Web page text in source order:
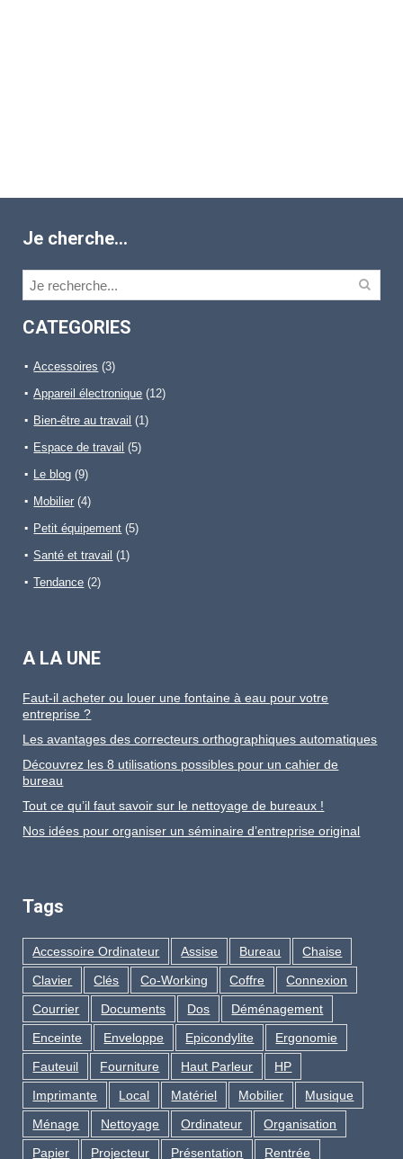
Je cherche…
CATEGORIES
Accessoires (3)
Appareil électronique (12)
Bien-être au travail (1)
Espace de travail (5)
Le blog (9)
Mobilier (4)
Petit équipement (5)
Santé et travail (1)
Tendance (2)
A LA UNE
Faut-il acheter ou louer une fontaine à eau pour votre
entreprise ?
Les avantages des correcteurs orthographiques automatiques
Découvrez les 8 utilisations possibles pour un cahier de
bureau
Tout ce qu’il faut savoir sur le nettoyage de bureaux !
Nos idées pour organiser un séminaire d’entreprise original
Tags
Accessoire Ordinateur Assise Bureau
Chaise
Clavier
Clés Co-Working Coffre
Connexion
Courrier
Documents Dos
Déménagement
Enceinte
Enveloppe Epicondylite
Ergonomie
Fauteuil
Fourniture Haut Parleur
HP
Imprimante
Local Matériel Mobilier
Musique
Ménage
Nettoyage Ordinateur
Organisation
Papier
Projecteur Présentation Rentrée